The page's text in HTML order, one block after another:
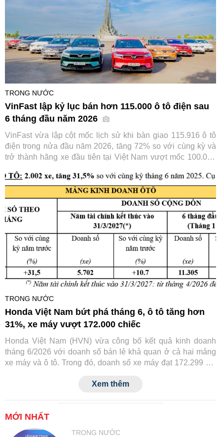
TRONG NƯỚC
VinFast lập kỷ lục bán hơn 115.000 ô tô điện sau
6 tháng đầu năm 2026
VinFast vừa lập cột mốc lịch sử khi bàn giao 115.916 ô tô
điện trong nửa đầu năm 2026, tăng 72% so với cùng kỳ và
trở thành hãng xe đầu tiên tại Việt Nam vượt mốc 100.000
số một của VinFast trên thị trường ô tô trong nước.
TRONG NƯỚC
Honda Việt Nam bứt phá tháng 6, ô tô tăng hơn
31%, xe máy vượt 172.000 chiếc
Honda Việt Nam (HVN) vừa công bố kết quả kinh doanh
tháng 6/2026 với doanh số bán lẻ khả quan ở cả hai mảng
xe máy và ô tô. Trong đó, doanh số xe máy đạt 172.299 xe,
Xem thêm
MỚI NHẤT
TRONG NƯỚC